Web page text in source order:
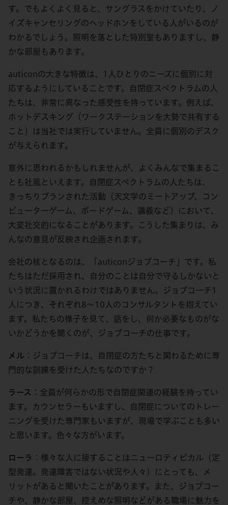
す。でもよくよく見ると、サングラスをかけていたり、ノ
イズキャンセリングのヘッドホンをしている人がいるのが
わかるでしょう。照明を落とした特別室もありますし、静
かな部屋もあります。
auticonの大きな特徴は、1人ひとりのニーズに個別に対
応するようにしていることです。自閉症スペクトラムの人
たちは、非常に異なった感受性を持っています。例えば、
ホットデスキング（ワークステーションを大勢で共有する
こと）は当社では実行していません。全員に個別のデスク
が与えられます。
意外に思われるかもしれませんが、よくみんなで集まるこ
とも社風といえます。自閉症スペクトラムの人たちは、
きっちりプランされた活動（天文学のミートアップ、コン
ピューターゲーム、ボードゲーム、講義など）において、
大変社交的になることがあります。こうした集まりは、み
んなの意見が反映され企画されます。
会社の核となるのは、「auticonジョブコーチ」です。私
たちはただ採用され、自分のことは自分で守るしかないと
いう状況に置かれるわけではありません。ジョブコーチ1
人につき、それぞれ8～10人のコンサルタントを抱えてい
ます。私たちの様子を見て、話をし、何か必要なものがな
いかどうかを聞くのが、ジョブコーチの仕事です。
メル ：ジョブコーチは、自閉症の方たちと関わるために専
門的な訓練を受けた人たちなのですか？
ラース
：全員が何らかの形で自閉症関連の経験を持ってい
ます。カウンセラーもいますし、自閉症についてのトレー
ニングを受けた専門家もいますが、現場で学ぶことも多い
と思います。色々な方がいます。
ローラ
：様々な人に接することはニューロティピカル（定
型発達。発達障害ではない状況や人々）にとっても、メ
リットがあると聞いたことがあります。また、ジョブコー
チや、静かな部屋、控えめな照明などがある職場に魅力を